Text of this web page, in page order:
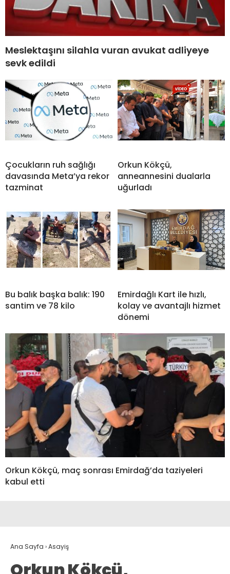
Meslektaşını silahla vuran avukat adliyeye
sevk edildi
Çocukların ruh sağlığı
davasında Meta’ya rekor
tazminat
Orkun Kökçü,
anneannesini dualarla
uğurladı
Bu balık başka balık: 190
santim ve 78 kilo
Emirdağlı Kart ile hızlı,
kolay ve avantajlı hizmet
dönemi
Orkun Kökçü, maç sonrası Emirdağ’da taziyeleri
kabul etti
Ana Sayfa ›Asayiş